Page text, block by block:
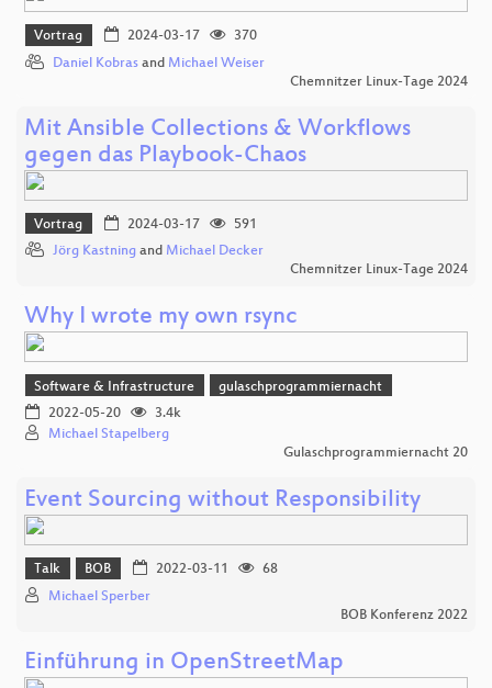
Vortrag 2024-03-17
370
Daniel Kobras and Michael Weiser
Chemnitzer Linux-Tage 2024
Mit Ansible Collections & Workflows
gegen das Playbook-Chaos
Vortrag 2024-03-17
591
Jörg Kastning and Michael Decker
Chemnitzer Linux-Tage 2024
Why I wrote my own rsync
Software & Infrastructure
gulaschprogrammiernacht
2022-05-20
3.4k
Michael Stapelberg
Gulaschprogrammiernacht 20
Event Sourcing without Responsibility
Talk BOB 2022-03-11
68
Michael Sperber
BOB Konferenz 2022
Einführung in OpenStreetMap